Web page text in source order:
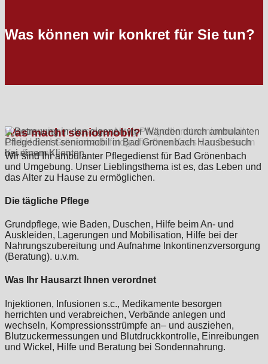
Was können wir konkret für Sie tun?
Was macht seniormobil?
Wir sind Ihr ambulanter Pflegedienst für Bad Grönenbach
und Umgebung. Unser Lieblingsthema ist es, das Leben und
das Alter zu Hause zu ermöglichen.
Die tägliche Pflege
Grundpflege, wie Baden, Duschen, Hilfe beim An- und
Auskleiden, Lagerungen und Mobilisation, Hilfe bei der
Nahrungszubereitung und Aufnahme Inkontinenzversorgung
(Beratung). u.v.m.
Was Ihr Hausarzt Ihnen verordnet
Injektionen, Infusionen s.c., Medikamente besorgen
herrichten und verabreichen, Verbände anlegen und
wechseln, Kompressionsstrümpfe an– und ausziehen,
Blutzuckermessungen und Blutdruckkontrolle, Einreibungen
und Wickel, Hilfe und Beratung bei Sondennahrung.